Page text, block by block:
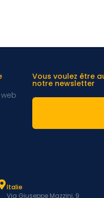
Vous voulez être
notre newsletter
Italie
Via Giuseppe Mazzini, 9